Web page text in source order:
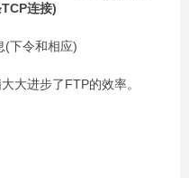
连接)
(下令和相应)
大进步了FTP的效率。